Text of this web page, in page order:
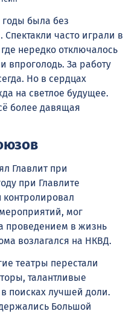
годы была без
часто играли в
нередко отключалось
впроголодь. За работу
Но в сердцах
на светлое будущее.
более давящая
Главлит при
при Главлите
контролировал
мог
проведением в жизнь
возлагался на НКВД.
театры перестали
талантливые
поисках лучшей доли.
Большой